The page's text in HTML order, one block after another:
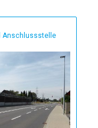
Anschlussstelle